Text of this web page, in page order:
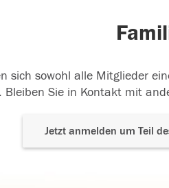
sich sowohl alle Mitglieder
Bleiben Sie in Kontakt mit
Jetzt anmelden um Teil